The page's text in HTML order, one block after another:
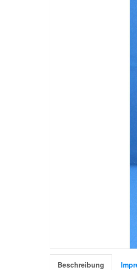
Beschreibung